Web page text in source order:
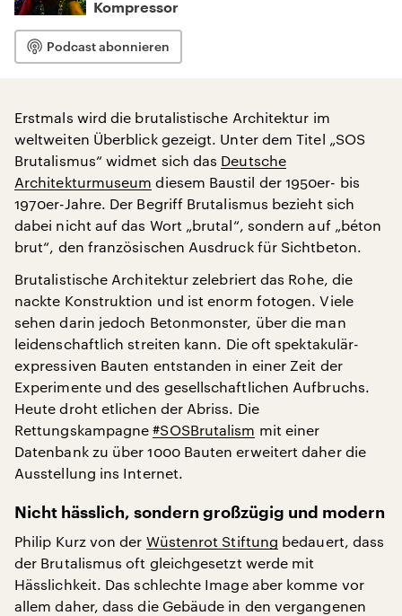
Kompressor
Podcast abonnieren
Erstmals wird die brutalistische Architektur im
weltweiten Überblick gezeigt. Unter dem Titel „SOS
Brutalismus“ widmet sich das Deutsche
Architekturmuseum diesem Baustil der 1950er- bis
1970er-Jahre. Der Begriff Brutalismus bezieht sich
dabei nicht auf das Wort „brutal“, sondern auf „béton
brut“, den französischen Ausdruck für Sichtbeton.
Brutalistische Architektur zelebriert das Rohe, die
nackte Konstruktion und ist enorm fotogen. Viele
sehen darin jedoch Betonmonster, über die man
leidenschaftlich streiten kann. Die oft spektakulär-
expressiven Bauten entstanden in einer Zeit der
Experimente und des gesellschaftlichen Aufbruchs.
Heute droht etlichen der Abriss. Die
Rettungskampagne#SOSBrutalism mit einer
Datenbank zu über 1000 Bauten erweitert daher die
Ausstellung ins Internet.
Nicht hässlich, sondern großzügig und modern
Philip Kurz von der Wüstenrot Stiftung bedauert, dass
der Brutalismus oft gleichgesetzt werde mit
Hässlichkeit. Das schlechte Image aber komme vor
allem daher, dass die Gebäude in den vergangenen